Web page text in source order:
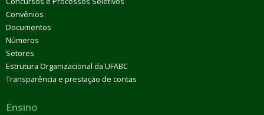
Convênios
Documentos
Números
Setores
Estrutura Organizacional da UFABC
Transparência e prestação de contas
Ensino